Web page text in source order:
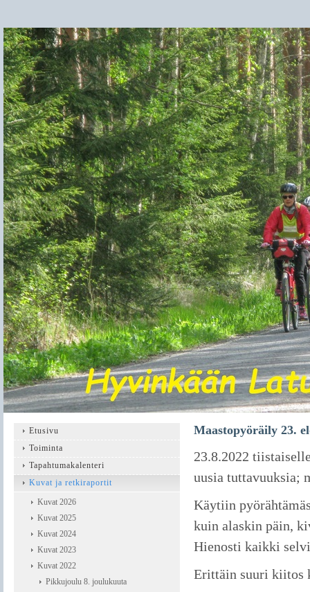
Maastopyöräily 23.
23.8.2022
uusia tuttavuuksia;
Käytiin
kuin alaskin päin,
Hienosti kaikki
Erittäin suuri kiitos
Etusivu
Toiminta
Tapahtumakalenteri
Kuvat ja retkiraportit
Kuvat 2026
Kuvat 2025
Kuvat 2024
Kuvat 2023
Kuvat 2022
Pikkujoulu 8. joulukuuta